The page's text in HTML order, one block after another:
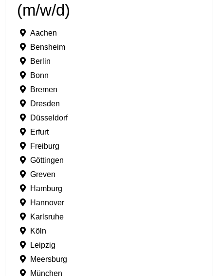
(m/w/d)
Aachen
Bensheim
Berlin
Bonn
Bremen
Dresden
Düsseldorf
Erfurt
Freiburg
Göttingen
Greven
Hamburg
Hannover
Karlsruhe
Köln
Leipzig
Meersburg
München